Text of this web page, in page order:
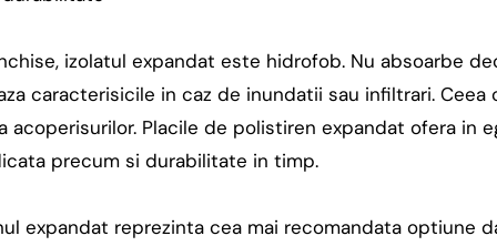
izolatul expandat este hidrofob. Nu absoarbe
caracterisicile in caz de inundatii sau infiltrari. Ceea
acoperisurilor. Placile de polistiren expandat ofera in
precum si durabilitate in timp.
expandat reprezinta cea mai recomandata optiune